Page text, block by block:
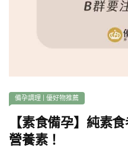
備孕調理 優好物推薦
【素食備孕】純素
營養素！